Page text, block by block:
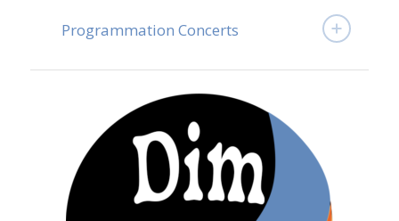
Programmation Concerts